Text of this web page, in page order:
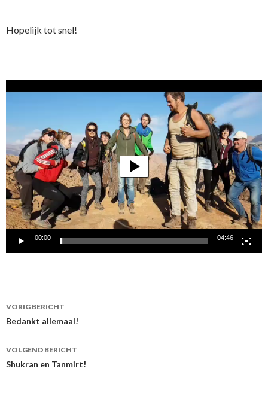
Hopelijk tot snel!
00:00 04:46
Berichtnavigatie
VORIG BERICHT
Bedankt allemaal!
VOLGEND BERICHT
Shukran en Tanmirt!